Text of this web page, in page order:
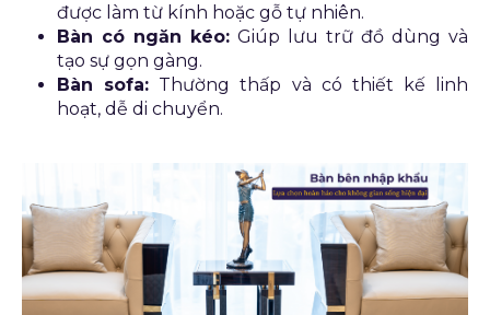
được làm từ kính hoặc gỗ tự nhiên.
Bàn có ngăn kéo: Giúp lưu trữ đồ dùng và
tạo sự gọn gàng.
Bàn sofa: Thường thấp và có thiết kế linh
hoạt, dễ di chuyển.